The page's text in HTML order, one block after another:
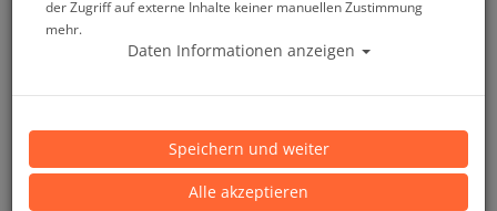
Sea and Sea Sea Arm V Slide Fixed Arm
Artikelnr.: seasea-190581
der Zugriff auf externe Inhalte keiner manuellen Zustimmung
mehr.
Daten Informationen anzeigen
Speichern und weiter
Alle akzeptieren